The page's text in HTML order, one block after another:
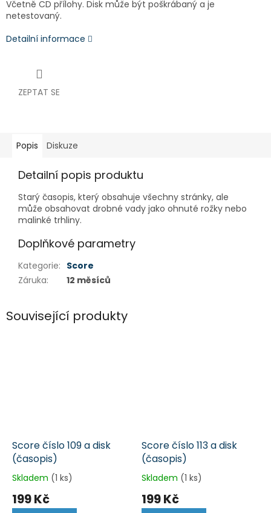
Včetně CD přílohy. Disk může být poškrábaný a je
netestovaný.
Detailní informace
ZEPTAT SE
Popis Diskuze
Detailní popis produktu
Starý časopis, který obsahuje všechny stránky, ale
může obsahovat drobné vady jako ohnuté rožky nebo
malinké trhliny.
Doplňkové parametry
Kategorie: Score
Záruka: 12 měsíců
Související produkty
Score číslo 109 a disk
(časopis)
Skladem (1 ks)
199 Kč
Score číslo 113 a disk
(časopis)
Skladem (1 ks)
199 Kč